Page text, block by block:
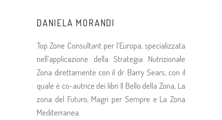
DANIELA MORANDI
Top Zone Consultant per l’Europa, specializzata
nell’applicazione della Strategia Nutrizionale
Zona direttamente con il dr. Barry Sears, con il
quale è co-autrice dei libri Il Bello della Zona, La
zona del Futuro, Magri per Sempre e La Zona
Mediterranea.